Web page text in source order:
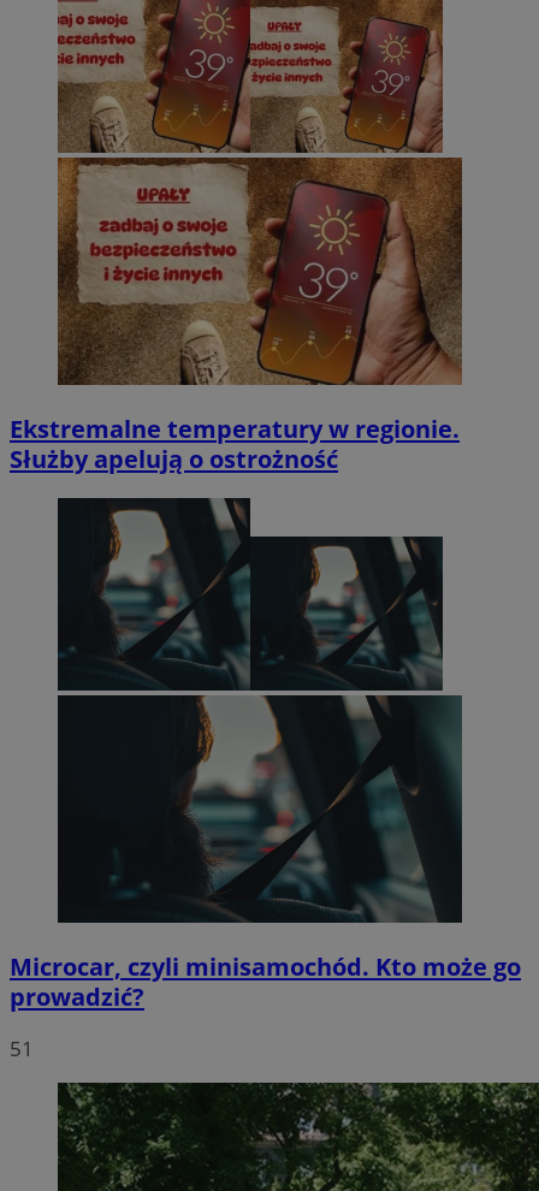
Ekstremalne temperatury w regionie.
Służby apelują o ostrożność
Microcar, czyli minisamochód. Kto może go
prowadzić?
51